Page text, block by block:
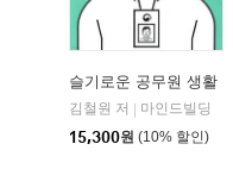
슬기로운 공무원 생활
김철원 저
마인드빌딩
15,300원 (10% 할인)